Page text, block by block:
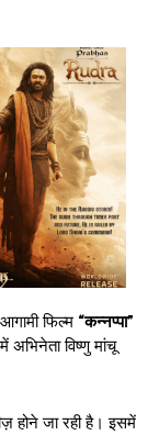
फिल्म “कन्नप्पा”
विष्णु मांचू
होने जा रही है। इसमें